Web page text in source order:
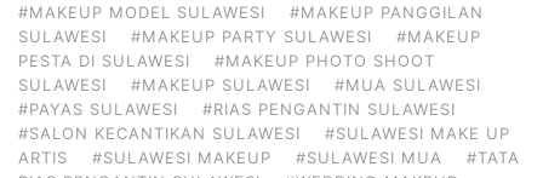
#MAKEUP MODEL SULAWESI
#MAKEUP PANGGILAN
SULAWESI
#MAKEUP PARTY SULAWESI
#MAKEUP
PESTA DI SULAWESI
#MAKEUP PHOTO SHOOT
SULAWESI
#MAKEUP SULAWESI
#MUA SULAWESI
#PAYAS SULAWESI
#RIAS PENGANTIN SULAWESI
#SALON KECANTIKAN SULAWESI
#SULAWESI MAKE UP
ARTIS
#SULAWESI MAKEUP #SULAWESI MUA
#TATA